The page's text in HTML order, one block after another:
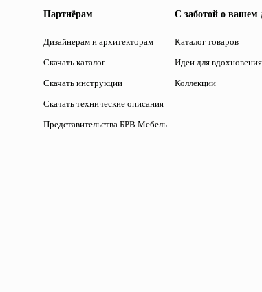
Партнёрам
Дизайнерам и архитекторам
Скачать каталог
Скачать инструкции
Скачать технические описания
Представительства БРВ Мебель
С заботой о вашем
Каталог товаров
Идеи для вдохновения
Коллекции